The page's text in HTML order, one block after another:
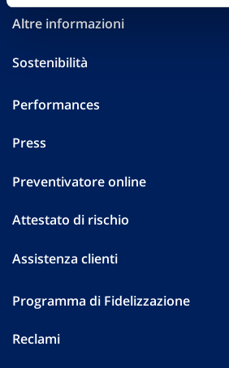
Altre informazioni
Sostenibilità
Performances
Press
Preventivatore online
Attestato di rischio
Assistenza clienti
Programma di Fidelizzazione
Reclami